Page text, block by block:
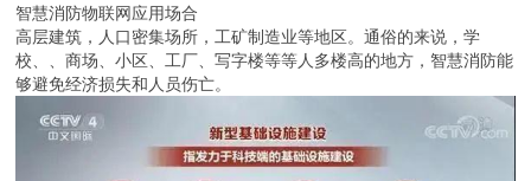
智慧消防物联网应用场合
高层建筑，人口密集场所，工矿制造业等地区。通俗的来说，学
校、、商场、小区、工厂、写字楼等等人多楼高的地方，智慧消防能
够避免经济损失和人员伤亡。